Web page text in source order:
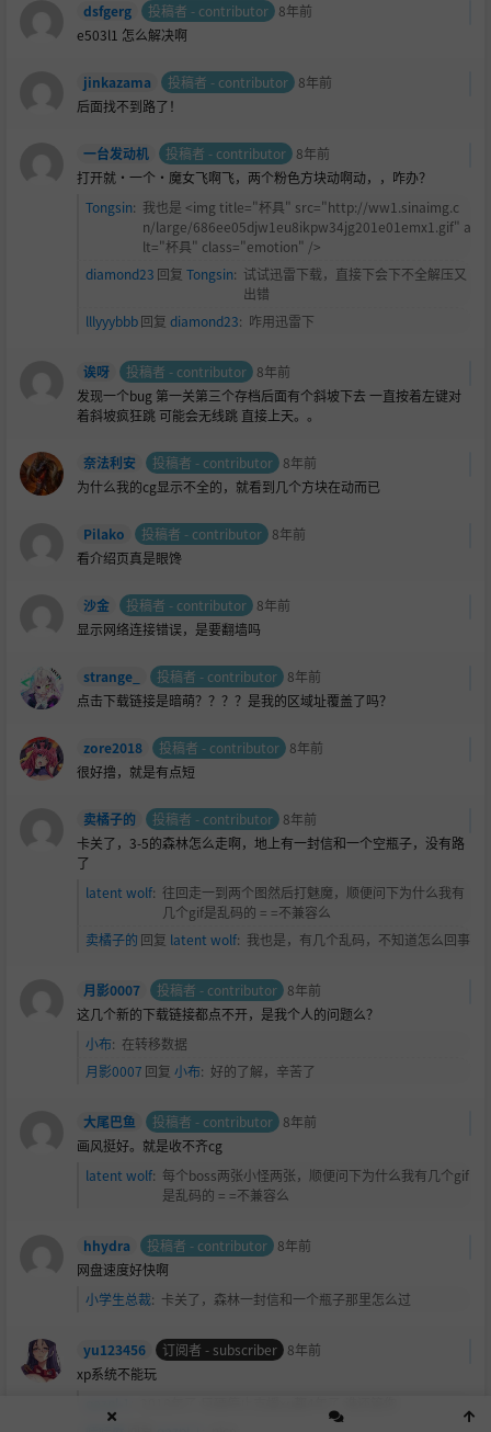
dsfgerg 投稿者 - contributor 8年前
e503l1 怎么解决啊
jinkazama 投稿者 - contributor 8年前
后面找不到路了！
一台发动机 投稿者 - contributor 8年前
打开就·一个·魔女飞啊飞，两个粉色方块动啊动，，咋办？
Tongsin: 我也是 <img title="杯具" src="http://ww1.sinaimg.c
n/large/686ee05djw1eu8ikpw34jg201e01emx1.gif" a
lt="杯具" class="emotion" />
diamond23 回复 Tongsin: 试试迅雷下载，直接下会下不全解压又
出错
lllyyybbb回复 diamond23: 咋用迅雷下
诶呀 投稿者 - contributor 8年前
发现一个bug 第一关第三个存档后面有个斜坡下去 一直按着左键对
着斜坡疯狂跳 可能会无线跳 直接上天。。
奈法利安 投稿者 - contributor 8年前
为什么我的cg显示不全的，就看到几个方块在动而已
Pilako 投稿者 - contributor 8年前
看介绍页真是眼馋
沙金 投稿者 - contributor 8年前
显示网络连接错误，是要翻墙吗
strange_ 投稿者 - contributor 8年前
点击下载链接是暗萌？？？？是我的区域址覆盖了吗？
zore2018 投稿者 - contributor 8年前
很好撸，就是有点短
卖橘子的 投稿者 - contributor 8年前
卡关了，3-5的森林怎么走啊，地上有一封信和一个空瓶子，没有路
了
latent wolf: 往回走一到两个图然后打魅魔，顺便问下为什么我有
几个gif是乱码的 = =不兼容么
卖橘子的 回复 latent wolf: 我也是，有几个乱码，不知道怎么回事
月影0007 投稿者 - contributor 8年前
这几个新的下载链接都点不开，是我个人的问题么？
小布: 在转移数据
月影0007 回复 小布: 好的了解，辛苦了
大尾巴鱼 投稿者 - contributor 8年前
画风挺好。就是收不齐cg
latent wolf: 每个boss两张小怪两张，顺便问下为什么我有几个gif
是乱码的 = =不兼容么
hhydra 投稿者 - contributor 8年前
网盘速度好快啊
小学生总裁: 卡关了，森林一封信和一个瓶子那里怎么过
yu123456 订阅者 - subscriber 8年前
xp系统不能玩